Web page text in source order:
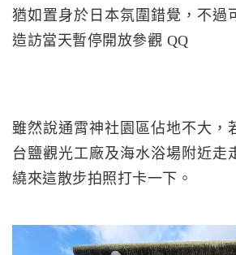
猶如置身於日本氛圍錯覺，不過
造訪當天暫停開放參觀 QQ
雖然說通霄神社園區佔地不大，
台鹽觀光工廠及海水浴場附近走
繞來這散步拍照打卡一下。